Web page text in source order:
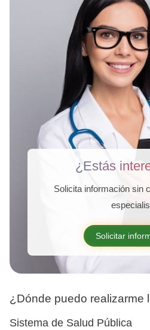
¿Estás
Solicita información sin
Solicitar
¿Dónde puedo realizarme
Sistema de Salud Pública